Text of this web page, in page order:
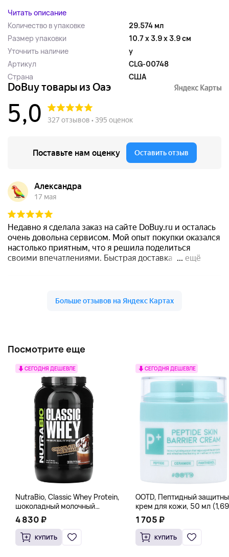
Читать описание
Количество в упаковке
29.574 мл
Размер упаковки
10.7 x 3.9 x 3.9 см
Уточнить наличие
y
Артикул
CLG-00748
Страна
США
Посмотрите еще
СЕГОДНЯ ДЕШЕВЛЕ
NutraBio, Classic Whey Protein,
шоколадный молочный
коктейль, 907 г (2 фунта)
4 830 ₽
КУПИТЬ
СЕГОДНЯ ДЕШЕВЛЕ
OOTD, Пептидный
крем для кожи, 50 мл (1,69
жидк. Унции)
1 705 ₽
КУПИТЬ